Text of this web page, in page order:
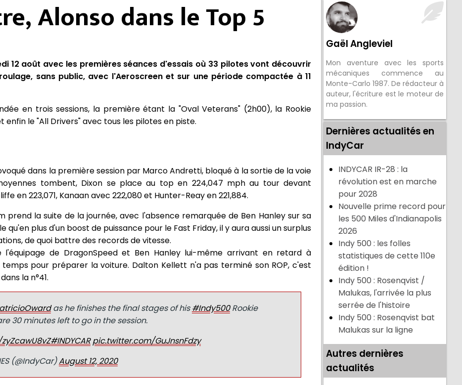
Alonso dans le Top 5
12 août avec les premières séances d'essais où 33 pilotes vont découvrir
sans public, avec l'Aeroscreen et sur une période compactée à 11
en trois sessions, la première étant la "Oval Veterans" (2h00), la Rookie
le "All Drivers" avec tous les pilotes en piste.
dans la première session par Marco Andretti, bloqué à la sortie de la voie
tombent, Dixon se place au top en 224,047 mph au tour devant
en 223,071, Kanaan avec 222,080 et Hunter-Reay en 221,884.
prend la suite de la journée, avec l'absence remarquée de Ben Hanley sur sa
qu'en plus d'un boost de puissance pour le Fast Friday, il y aura aussi un surplus
de quoi battre des records de vitesse.
de DragonSpeed et Ben Hanley lui-même arrivant en retard à
pour préparer la voiture. Dalton Kellett n'a pas terminé son ROP, c'est
la n°41.
as he finishes the final stages of his#Indy500Rookie
30 minutes left to go in the session.
#INDYCAR pic.twitter.com/GuJnsnFdzy
(@IndyCar)August 12, 2020
Gaël Angleviel
Mon aventure avec les sports
mécaniques commence au
Monte-Carlo 1987. De rédacteur à
auteur, l'écriture est le moteur de
ma passion.
Dernières actualités en
IndyCar
INDYCAR IR-28 : la
révolution est en marche
pour 2028
Nouvelle prime record pour
les 500 Miles d'Indianapolis
2026
Indy 500 : les folles
statistiques de cette 110e
édition !
Indy 500 : Rosenqvist /
Malukas, l'arrivée la plus
serrée de l'histoire
Indy 500 : Rosenqvist bat
Malukas sur la ligne
Autres dernières
actualités